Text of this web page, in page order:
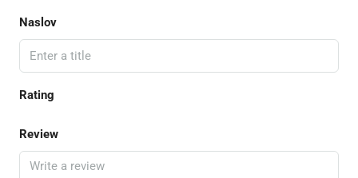
Naslov
Rating
Review